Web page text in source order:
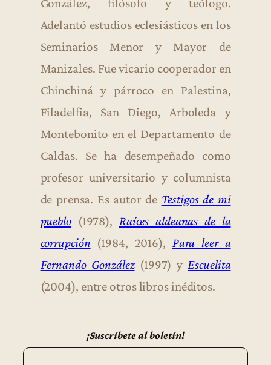
González, filósofo y teólogo.
Adelantó estudios eclesiásticos en los
Seminarios Menor y Mayor de
Manizales. Fue vicario cooperador en
Chinchiná y párroco en Palestina,
Filadelfia, San Diego, Arboleda y
Montebonito en el Departamento de
Caldas. Se ha desempeñado como
profesor universitario y columnista
de prensa. Es autor de Testigos de mi
pueblo(1978), Raíces aldeanas de la
corrupción (1984, 2016), Para leer a
Fernando González(1997) yEscuelita
(2004), entre otros libros inéditos.
¡Suscríbete al boletín!